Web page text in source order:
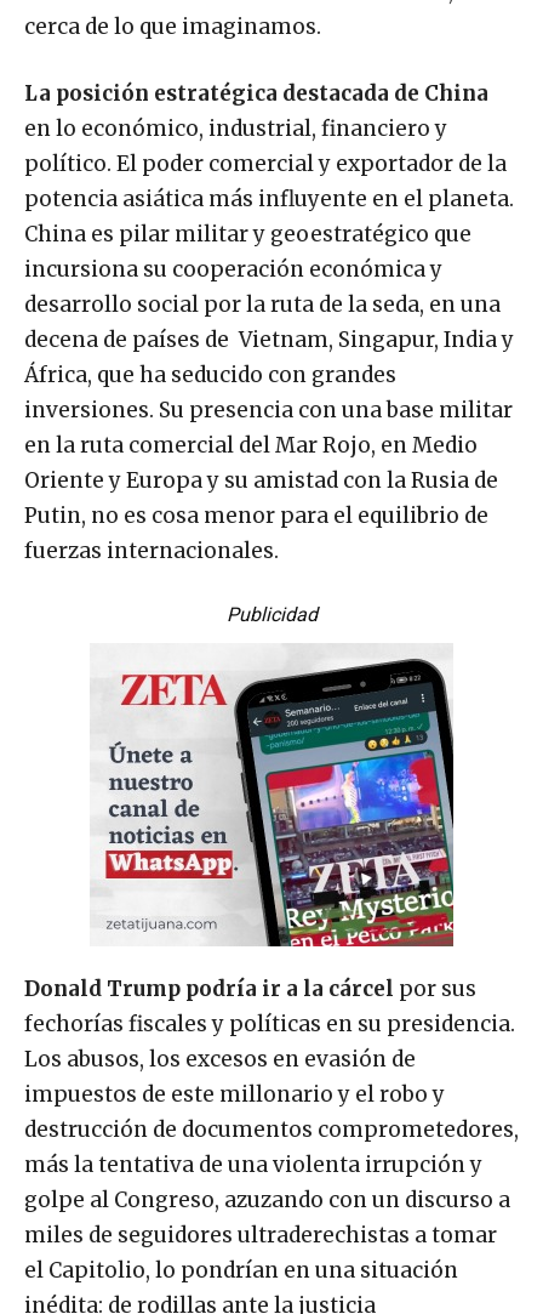
cerca de lo que imaginamos.
La posición estratégica destacada de China
en lo económico, industrial, financiero y
político. El poder comercial y exportador de la
potencia asiática más influyente en el planeta.
China es pilar militar y geoestratégico que
incursiona su cooperación económica y
desarrollo social por la ruta de la seda, en una
decena de países de Vietnam, Singapur, India y
África, que ha seducido con grandes
inversiones. Su presencia con una base militar
en la ruta comercial del Mar Rojo, en Medio
Oriente y Europa y su amistad con la Rusia de
Putin, no es cosa menor para el equilibrio de
fuerzas internacionales.
Publicidad
Donald Trump podría ir a la cárcel por sus
fechorías fiscales y políticas en su presidencia.
Los abusos, los excesos en evasión de
impuestos de este millonario y el robo y
destrucción de documentos comprometedores,
más la tentativa de una violenta irrupción y
golpe al Congreso, azuzando con un discurso a
miles de seguidores ultraderechistas a tomar
el Capitolio, lo pondrían en una situación
inédita: de rodillas ante la justicia